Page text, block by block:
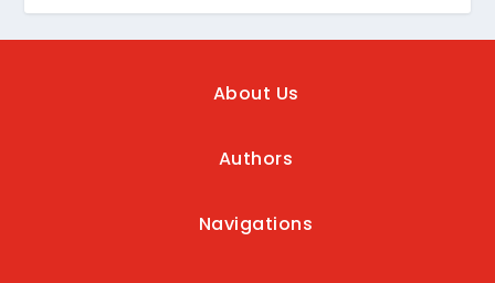
About Us
Authors
Navigations